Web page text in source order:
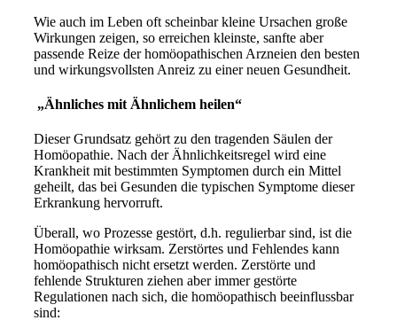
Wie auch im Leben oft scheinbar kleine Ursachen große
Wirkungen zeigen, so erreichen kleinste, sanfte aber
passende Reize der homöopathischen Arzneien den besten
und wirkungsvollsten Anreiz zu einer neuen Gesundheit.
„Ähnliches mit Ähnlichem heilen“
Dieser Grundsatz gehört zu den tragenden Säulen der
Homöopathie. Nach der Ähnlichkeitsregel wird eine
Krankheit mit bestimmten Symptomen durch ein Mittel
geheilt, das bei Gesunden die typischen Symptome dieser
Erkrankung hervorruft.
Überall, wo Prozesse gestört, d.h. regulierbar sind, ist die
Homöopathie wirksam. Zerstörtes und Fehlendes kann
homöopathisch nicht ersetzt werden. Zerstörte und
fehlende Strukturen ziehen aber immer gestörte
Regulationen nach sich, die homöopathisch beeinflussbar
sind: